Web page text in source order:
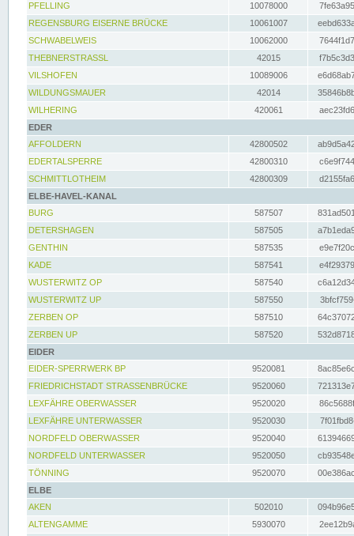
PFELLING
10078000
REGENSBURG EISERNE BRÜCKE
10061007
SCHWABELWEIS
10062000
THEBNERSTRASSL
42015
VILSHOFEN
10089006
WILDUNGSMAUER
42014
WILHERING
420061
EDER
AFFOLDERN
42800502
EDERTALSPERRE
42800310
SCHMITTLOTHEIM
42800309
ELBE-HAVEL-KANAL
BURG
587507
DETERSHAGEN
587505
GENTHIN
587535
KADE
587541
WUSTERWITZ OP
587540
WUSTERWITZ UP
587550
ZERBEN OP
587510
ZERBEN UP
587520
EIDER
EIDER-SPERRWERK BP
9520081
FRIEDRICHSTADT STRASSENBRÜCKE
9520060
LEXFÄHRE OBERWASSER
9520020
LEXFÄHRE UNTERWASSER
9520030
NORDFELD OBERWASSER
9520040
NORDFELD UNTERWASSER
9520050
TÖNNING
9520070
ELBE
AKEN
502010
ALTENGAMME
5930070